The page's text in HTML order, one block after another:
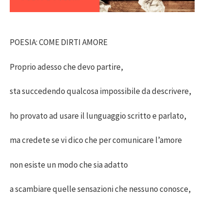
POESIA: COME DIRTI AMORE
Proprio adesso che devo partire,
sta succedendo qualcosa impossibile da descrivere,
ho provato ad usare il lunguaggio scritto e parlato,
ma credete se vi dico che per comunicare l’amore
non esiste un modo che sia adatto
a scambiare quelle sensazioni che nessuno conosce,